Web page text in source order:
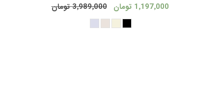
1٬197٬000 تومان 3٬989٬000 تومان